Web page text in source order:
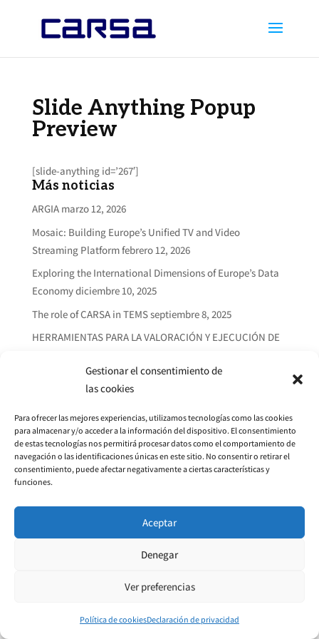
Gestionar el consentimiento de
las cookies
Para ofrecer las mejores experiencias, utilizamos tecnologías como las cookies
para almacenar y/o acceder a la información del dispositivo. El consentimiento
de estas tecnologías nos permitirá procesar datos como el comportamiento de
navegación o las identificaciones únicas en este sitio. No consentir o retirar el
consentimiento, puede afectar negativamente a ciertas características y
funciones.
Aceptar
Denegar
Ver preferencias
Política de cookiesDeclaración de privacidad
Slide Anything Popup
Preview
[slide-anything id=’267′]
Más noticias
ARGIA marzo 12, 2026
Mosaic: Building Europe’s Unified TV and Video
Streaming Platformfebrero 12, 2026
Exploring the International Dimensions of Europe’s Data
Economydiciembre 10, 2025
The role of CARSA in TEMSseptiembre 8, 2025
HERRAMIENTAS PARA LA VALORACIÓN Y EJECUCIÓN DE
© 2026 CARSA
CARSA es miembro de Innovalia